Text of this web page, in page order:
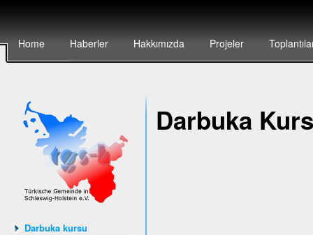
Home Haberler Hakkımızda Projeler
Darbuka kursu
Darbuka